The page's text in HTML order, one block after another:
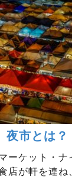
夜市とは？
ーケット・ナ
店が軒を連ね